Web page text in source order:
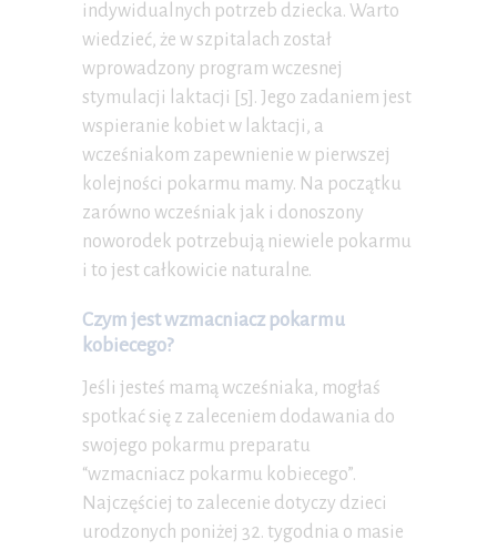
indywidualnych potrzeb dziecka. Warto
wiedzieć, że w szpitalach został
wprowadzony program wczesnej
stymulacji laktacji [5]. Jego zadaniem jest
wspieranie kobiet w laktacji, a
wcześniakom zapewnienie w pierwszej
kolejności pokarmu mamy. Na początku
zarówno wcześniak jak i donoszony
noworodek potrzebują niewiele pokarmu
i to jest całkowicie naturalne.
Czym jest wzmacniacz pokarmu
kobiecego?
Jeśli jesteś mamą wcześniaka, mogłaś
spotkać się z zaleceniem dodawania do
swojego pokarmu preparatu
“wzmacniacz pokarmu kobiecego”.
Najczęściej to zalecenie dotyczy dzieci
urodzonych poniżej 32. tygodnia o masie